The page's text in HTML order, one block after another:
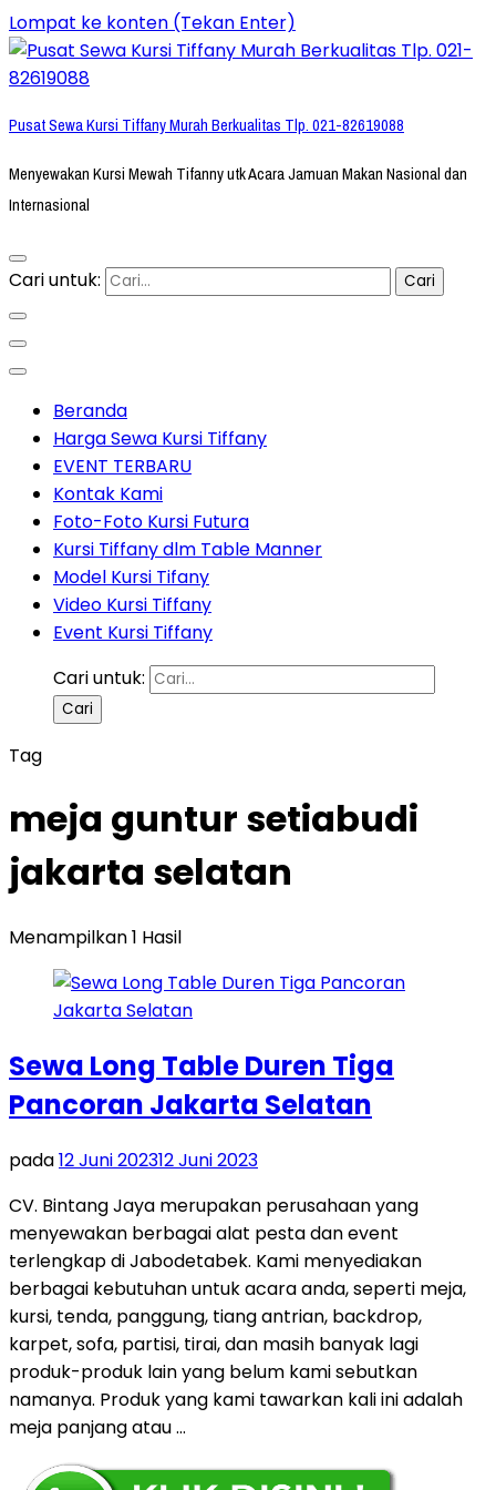
Lompat ke konten (Tekan Enter)
Pusat Sewa Kursi Tiffany Murah Berkualitas Tlp. 021-82619088
Menyewakan Kursi Mewah Tifanny utk Acara Jamuan Makan Nasional dan
Internasional
Cari untuk:
Beranda
Harga Sewa Kursi Tiffany
EVENT TERBARU
Kontak Kami
Foto-Foto Kursi Futura
Kursi Tiffany dlm Table Manner
Model Kursi Tifany
Video Kursi Tiffany
Event Kursi Tiffany
Cari untuk:
Tag
meja guntur setiabudi
jakarta selatan
Menampilkan 1 Hasil
Sewa Long Table Duren Tiga
Pancoran Jakarta Selatan
pada12 Juni 202312 Juni 2023
CV. Bintang Jaya merupakan perusahaan yang
menyewakan berbagai alat pesta dan event
terlengkap di Jabodetabek. Kami menyediakan
berbagai kebutuhan untuk acara anda, seperti meja,
kursi, tenda, panggung, tiang antrian, backdrop,
karpet, sofa, partisi, tirai, dan masih banyak lagi
produk-produk lain yang belum kami sebutkan
namanya. Produk yang kami tawarkan kali ini adalah
meja panjang atau …